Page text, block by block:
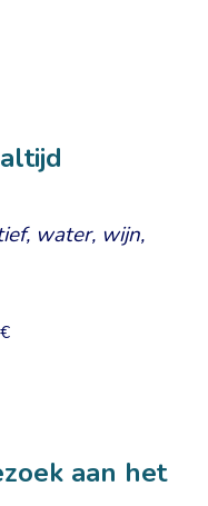
water, wijn,
aan het